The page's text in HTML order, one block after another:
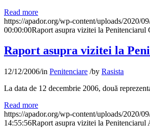
Read more
https://apador.org/wp-content/uploads/2020/
00:00:00Raport asupra vizitei la Penitenciarul
Raport asupra vizitei la
12/12/2006/in Penitenciare /by Rasista
La data de 12 decembrie 2006, două
Read more
https://apador.org/wp-content/uploads/2020/
14:55:56Raport asupra vizitei la Penitenciarul